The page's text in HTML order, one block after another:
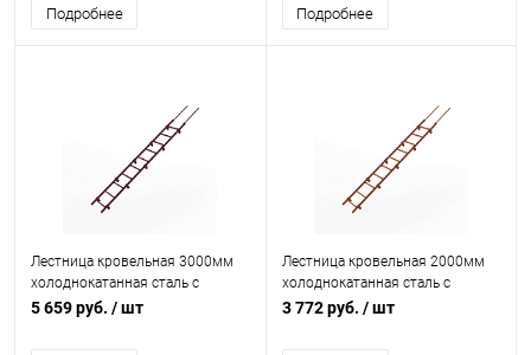
Подробнее Подробнее
Лестница кровельная 3000мм
холоднокатанная сталь с
порошковым покрытием RAL
5 659 руб. / шт
Лестница кровельная 2000мм
холоднокатанная сталь с
порошковым покрытием RAL
3 772 руб. / шт